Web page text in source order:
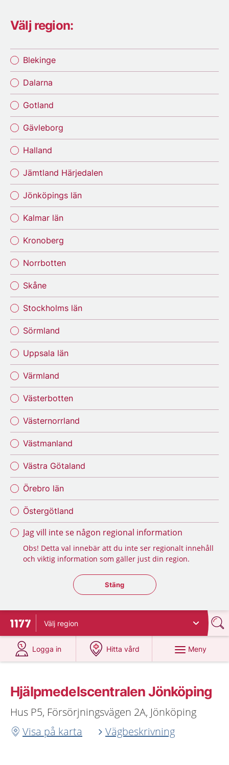
Välj region:
Blekinge
Dalarna
Gotland
Gävleborg
Halland
Jämtland Härjedalen
Jönköpings län
Kalmar län
Kronoberg
Norrbotten
Skåne
Stockholms län
Sörmland
Uppsala län
Värmland
Västerbotten
Västernorrland
Västmanland
Västra Götaland
Örebro län
Östergötland
Jag vill inte se någon regional information
Obs! Detta val innebär att du inte ser regionalt innehåll
och viktig information som gäller just din region.
Stäng regionsväljaren
Stäng
Till startsidan för 1177
Välj region
Logga in
på 1177.se
Hitta vård
på 1177.se
Meny
Hjälpmedelscentralen Jönköping
Hus P5, Försörjningsvägen 2A, Jönköping
Visa på karta
Vägbeskrivning